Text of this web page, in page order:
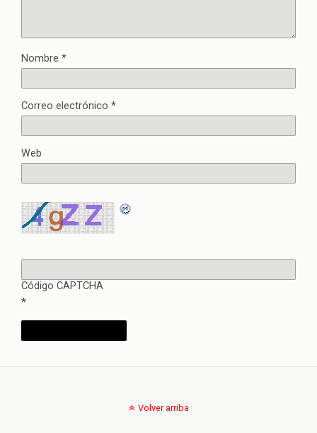
Nombre *
Correo electrónico *
Web
Código CAPTCHA
*
Volver arriba